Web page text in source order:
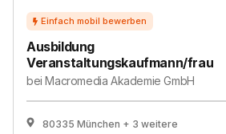
Ausbildung
Veranstaltungskaufmann/frau
beiMacromedia Akademie GmbH
80335 München + 3 weitere